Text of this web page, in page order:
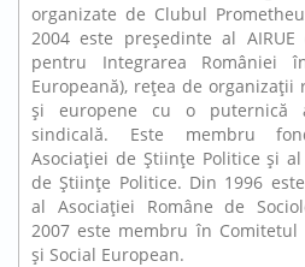
organizate de Clubul
2004 este preşedinte al AIRUE
pentru Integrarea României
Europeană), reţea de organizaţii
şi europene cu o puternică
sindicală. Este membru
Asociaţiei de Ştiinţe Politice şi al
de Ştiinţe Politice. Din 1996
al Asociaţiei Române de
2007 este membru în Comitetul
şi Social European.